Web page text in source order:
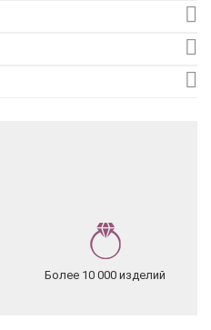
Более 10 000 изделий